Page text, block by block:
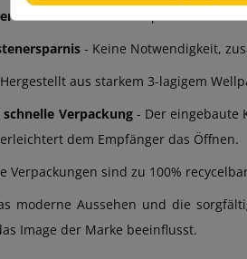
- Die flexible Folie passt sich der
- Keine Notwendigkeit,
aus starkem 3-lagigem
schnelle Verpackung- Der eingebaute
dem Empfänger das Öffnen.
Verpackungen sind zu 100%
moderne Aussehen und die
Image der Marke beeinflusst.